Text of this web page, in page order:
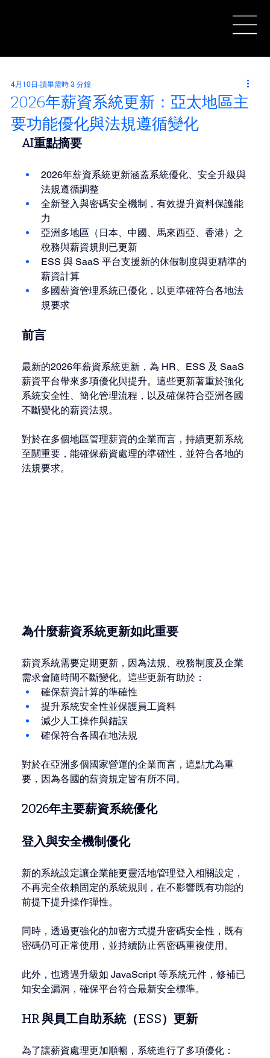
2026年薪資系統更新：亞太地區主
要功能優化與法規遵循變化
4月10日 讀畢需時 3 分鐘
AI重點摘要
2026年薪資系統更新涵蓋系統優化、安全升級與
法規遵循調整
全新登入與密碼安全機制，有效提升資料保護能
力
亞洲多地區（日本、中國、馬來西亞、香港）之
稅務與薪資規則已更新
ESS 與 SaaS 平台支援新的休假制度與更精準的
薪資計算
多國薪資管理系統已優化，以更準確符合各地法
規要求
前言
最新的2026年薪資系統更新，為 HR、ESS 及 SaaS
薪資平台帶來多項優化與提升。這些更新著重於強化
系統安全性、簡化管理流程，以及確保符合亞洲各國
不斷變化的薪資法規。
對於在多個地區管理薪資的企業而言，持續更新系統
至關重要，能確保薪資處理的準確性，並符合各地的
法規要求。
為什麼薪資系統更新如此重要
薪資系統需要定期更新，因為法規、稅務制度及企業
需求會隨時間不斷變化。這些更新有助於：
確保薪資計算的準確性
提升系統安全性並保護員工資料
減少人工操作與錯誤
確保符合各國在地法規
對於在亞洲多個國家營運的企業而言，這點尤為重
要，因為各國的薪資規定皆有所不同。
2026年主要薪資系統優化
登入與安全機制優化
新的系統設定讓企業能更靈活地管理登入相關設定，
不再完全依賴固定的系統規則，在不影響既有功能的
前提下提升操作彈性。
同時，透過更強化的加密方式提升密碼安全性，既有
密碼仍可正常使用，並持續防止舊密碼重複使用。
此外，也透過升級如 JavaScript 等系統元件，修補已
知安全漏洞，確保平台符合最新安全標準。
HR 與員工自助系統（ESS）更新
為了讓薪資處理更加順暢，系統進行了多項優化：